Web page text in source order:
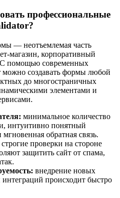
профессиональные
— неотъемлемая часть
магазин, корпоративный
С помощью современных
можно создавать формы любой
до многостраничных
элементами и
минимальное количество
интуитивно понятный
обратная связь.
строгие проверки на стороне
защитить сайт от спама,
внедрение новых
происходит быстро